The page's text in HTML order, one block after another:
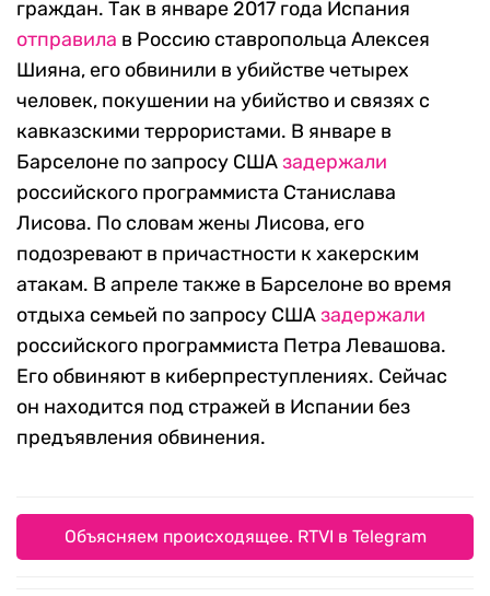
граждан. Так в январе 2017 года Испания
отправила в Россию ставропольца Алексея
Шияна, его обвинили в убийстве четырех
человек, покушении на убийство и связях с
кавказскими террористами. В январе в
Барселоне по запросу СШАзадержали
российского программиста Станислава
Лисова. По словам жены Лисова, его
подозревают в причастности к хакерским
атакам. В апреле также в Барселоне во время
отдыха семьей по запросу СШАзадержали
российского программиста Петра Левашова.
Его обвиняют в киберпреступлениях. Сейчас
он находится под стражей в Испании без
предъявления обвинения.
Объясняем происходящее. RTVI в Telegram